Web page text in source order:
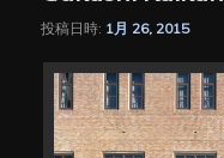
投稿日時: 1月 26, 2015